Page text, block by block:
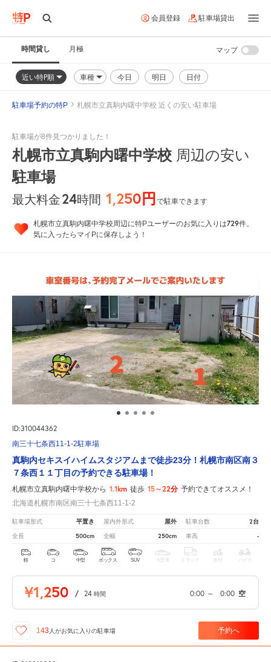
会員登録 駐車場貸出
時間貸し 月極
近い特P順 車種 今日 明日 日付
マップ
駐車場予約の特P 札幌市立真駒内曙中学校 近くの安い駐車場
駐車場が8件見つかりました！
札幌市立真駒内曙中学校 周辺の安い
駐車場
最大料金24時間 1,250円で駐車できます
札幌市立真駒内曙中学校周辺に特Pユーザーのお気に入りは729件。
気に入ったらマイPに保存しよう！
ID:310044362
南三十七条西11-1-2駐車場
真駒内セキスイハイムスタジアムまで徒歩23分！札幌市南区南３
７条西１１丁目の予約できる駐車場！
札幌市立真駒内曙中学校から 1.1km 徒歩 15～22分 予約できてオススメ！
北海道札幌市南区南三十七条西11-1-2
駐車場形式 平置き 屋内外形式 屋外 駐車台数 2台
全長 500cm 全幅 250cm 車高 -
軽 コ 中型 ボックス SUV 大型車 トラック 原付 バイク
¥1,250 / 24 時間 0:00 ～ 0:00 空
143人がお気に入りの駐車場 予約へ